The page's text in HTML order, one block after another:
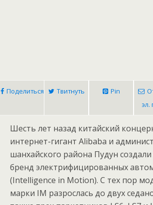
Поделиться Твитнуть Pin
эл.
Шесть лет назад китайский
интернет-гигант Alibaba и
шанхайского района Пудун
бренд электрифицированных
(Intelligence in Motion). С тех пор
марки IM разрослась до двух